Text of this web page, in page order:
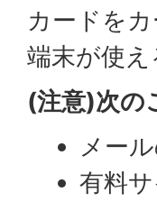
カードを
端末が使え
(注意)次の
メー
有料